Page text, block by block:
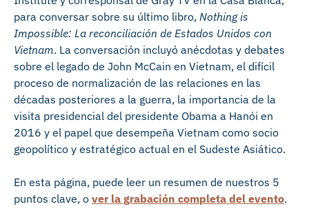
para conversar sobre su último libro, Nothing is
Impossible: La reconciliación de Estados Unidos con
Vietnam. La conversación incluyó anécdotas y debates
sobre el legado de John McCain en Vietnam, el difícil
proceso de normalización de las relaciones en las
décadas posteriores a la guerra, la importancia de la
visita presidencial del presidente Obama a Hanói en
2016 y el papel que desempeña Vietnam como socio
geopolítico y estratégico actual en el Sudeste Asiático.
En esta página, puede leer un resumen de nuestros 5
puntos clave, o ver la grabación completa del evento.